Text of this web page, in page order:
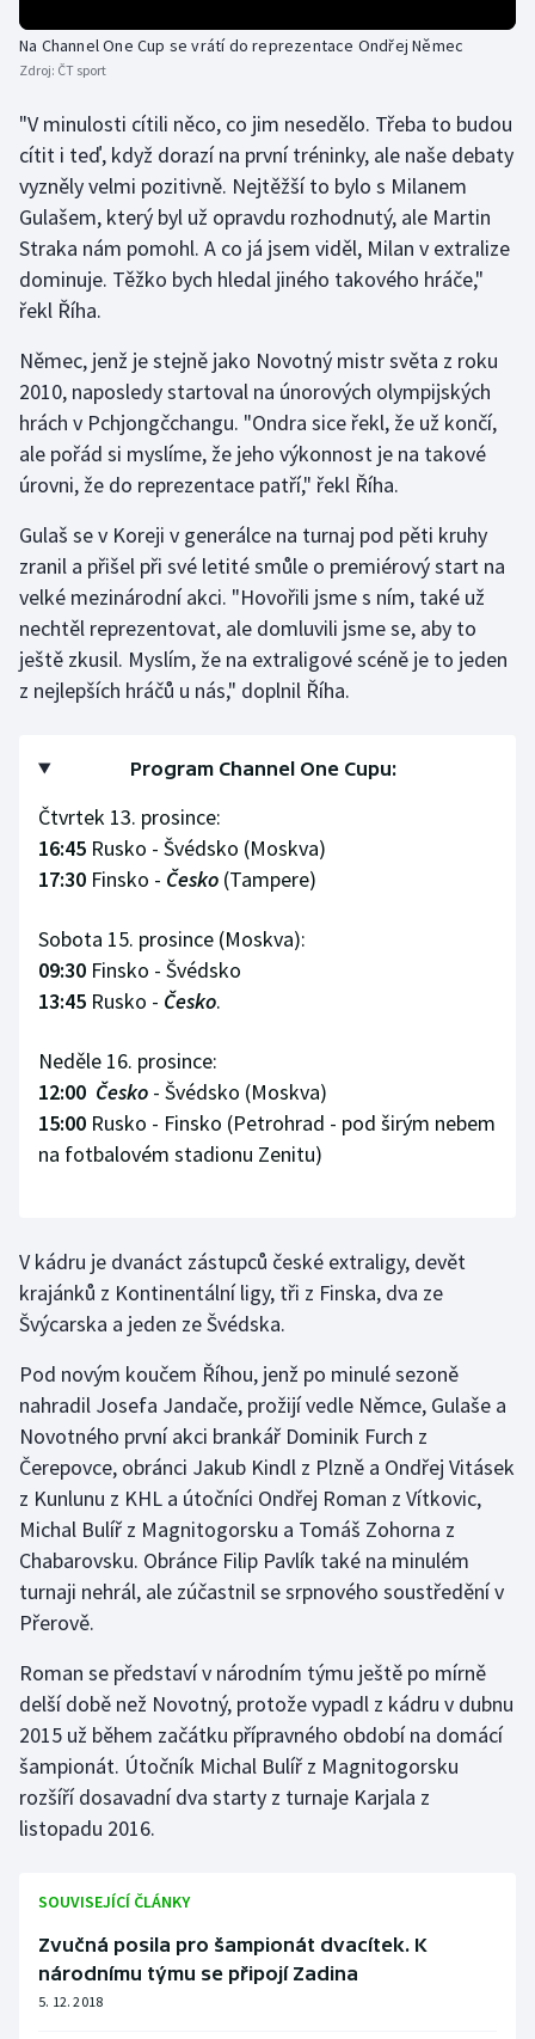
Plavání
Ragby
Rychlobruslení
Rychlostní kanoistika
Sportovní střelba
Stolní tenis
Veslování
Vodní slalom
Volejbal
Na Channel One Cup se vrátí do reprezentace Ondřej Němec
Zdroj: ČT sport
"V minulosti cítili něco, co jim nesedělo. Třeba to budou
cítit i teď, když dorazí na první tréninky, ale naše debaty
vyzněly velmi pozitivně. Nejtěžší to bylo s Milanem
Gulašem, který byl už opravdu rozhodnutý, ale Martin
Straka nám pomohl. A co já jsem viděl, Milan v extralize
dominuje. Těžko bych hledal jiného takového hráče,"
řekl Říha.
Němec, jenž je stejně jako Novotný mistr světa z roku
2010, naposledy startoval na únorových olympijských
hrách v Pchjongčchangu. "Ondra sice řekl, že už končí,
ale pořád si myslíme, že jeho výkonnost je na takové
úrovni, že do reprezentace patří," řekl Říha.
Gulaš se v Koreji v generálce na turnaj pod pěti kruhy
zranil a přišel při své letité smůle o premiérový start na
velké mezinárodní akci. "Hovořili jsme s ním, také už
nechtěl reprezentovat, ale domluvili jsme se, aby to
ještě zkusil. Myslím, že na extraligové scéně je to jeden
z nejlepších hráčů u nás," doplnil Říha.
Program Channel One Cupu:
Čtvrtek 13. prosince:
16:45 Rusko - Švédsko (Moskva)
17:30 Finsko - Česko (Tampere)
Sobota 15. prosince (Moskva):
09:30 Finsko - Švédsko
13:45 Rusko - Česko.
Neděle 16. prosince:
12:00 Česko - Švédsko (Moskva)
15:00 Rusko - Finsko (Petrohrad - pod širým nebem
na fotbalovém stadionu Zenitu)
V kádru je dvanáct zástupců české extraligy, devět
krajánků z Kontinentální ligy, tři z Finska, dva ze
Švýcarska a jeden ze Švédska.
Pod novým koučem Říhou, jenž po minulé sezoně
nahradil Josefa Jandače, prožijí vedle Němce, Gulaše a
Novotného první akci brankář Dominik Furch z
Čerepovce, obránci Jakub Kindl z Plzně a Ondřej Vitásek
z Kunlunu z KHL a útočníci Ondřej Roman z Vítkovic,
Michal Bulíř z Magnitogorsku a Tomáš Zohorna z
Chabarovsku. Obránce Filip Pavlík také na minulém
turnaji nehrál, ale zúčastnil se srpnového soustředění v
Přerově.
Roman se představí v národním týmu ještě po mírně
delší době než Novotný, protože vypadl z kádru v dubnu
2015 už během začátku přípravného období na domácí
šampionát. Útočník Michal Bulíř z Magnitogorsku
rozšíří dosavadní dva starty z turnaje Karjala z
listopadu 2016.
SOUVISEJÍCÍ ČLÁNKY
Zvučná posila pro šampionát dvacítek. K
národnímu týmu se připojí Zadina
5. 12. 2018